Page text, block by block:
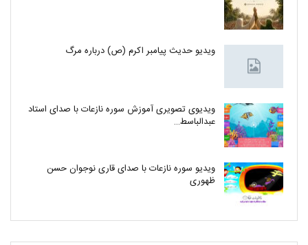
ویدیو حدیث پیامبر اکرم (ص) درباره مرگ
ویدیوی تصویری آموزش سوره نازعات با صدای استاد
عبدالباسط…
ویدیو سوره نازعات با صدای قاری نوجوان حسن
ظهوری